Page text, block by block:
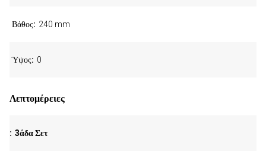
Βάθος 240 mm
Ύψος 0
Λεπτομέρειες
3άδα Σετ